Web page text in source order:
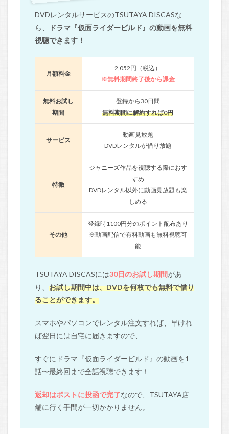
DVDレンタルサービスのTSUTAYA DISCASな
ら、
ドラマ『仮面ライダービルド』の動画を無料
視聴できます！
月額料金
2,052円（税込）
※無料期間終了後から課金
無料お試し
期間
登録から30日間
無料期間に解約すれば0円
サービス
動画見放題
DVDレンタルが借り放題
特徴
ジャニーズ作品を視聴する際におす
すめ
DVDレンタル以外に動画見放題も楽
しめる
その他
登録時1100円分のポイント配布あり
※動画配信で有料動画も無料視聴可
能
TSUTAYA DISCASには30日のお試し期間があ
り、 お試し期間中は、DVDを何枚でも無料で借り
ることができます。
スマホやパソコンでレンタル注文すれば、早けれ
ば翌日には自宅に届きますので、
すぐにドラマ『仮面ライダービルド』の動画を1
話〜最終回まで全話視聴できます！
返却はポストに投函で完了なので、TSUTAYA店
舗に行く手間が一切かかりません。